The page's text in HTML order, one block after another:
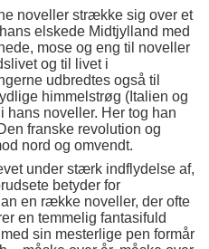
noveller strække sig over et
elskede Midtjylland med
mose og eng til noveller
og til livet i
udbredtes også til
himmelstrøg (Italien og
noveller. Her tog han
franske revolution og
nord og omvendt.
under stærk indflydelse af,
betyder for
en række noveller, der ofte
en temmelig fantasifuld
sin mesterlige pen formår